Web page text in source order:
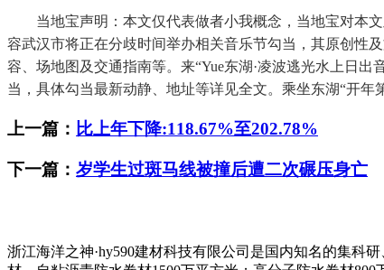
当地宝声明：本文仅代表做者小我概念，当地宝对本文
容武汉市将正在分歧时间举办相关音乐节勾当，其原创性
容、场地图及交通指南等。来“Yue东湖·凌波逃光水上日
当，具体勾当最新动静、地址等详见全文。乘坐东湖“开
上一篇： 比上年下降:118.67%至202.78%
下一篇： 岁学生过斑马线被撞后遭二次碾压身亡
浙江海洋之神·hy590建材科技有限公司是国内知名的集科